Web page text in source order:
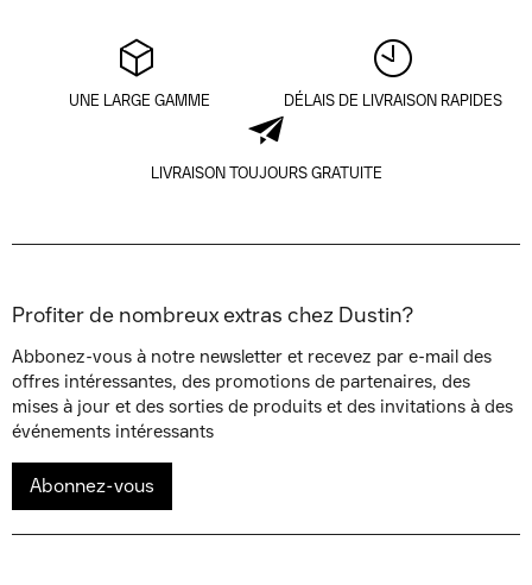
UNE LARGE GAMME DÉLAIS DE LIVRAISON RAPIDES
LIVRAISON TOUJOURS GRATUITE
Profiter de nombreux extras chez Dustin?
Abbonez-vous à notre newsletter et recevez par e-mail des
offres intéressantes, des promotions de partenaires, des
mises à jour et des sorties de produits et des invitations à des
événements intéressants
Abonnez-vous